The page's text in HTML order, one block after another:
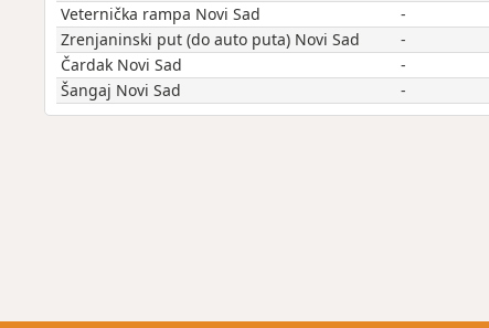
Veternička rampa Novi Sad
-
Zrenjaninski put (do auto puta) Novi Sad
-
Čardak Novi Sad
-
Šangaj Novi Sad
-